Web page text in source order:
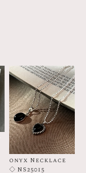
onyx Necklace
◇ NS25015